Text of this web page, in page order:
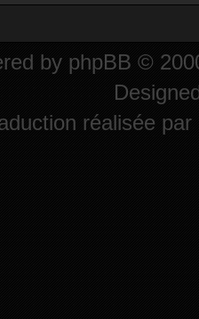
by phpBB ©
réalisée par